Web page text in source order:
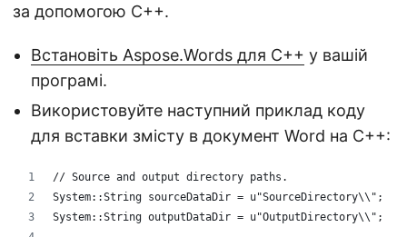
за допомогою C++.
Встановіть Aspose.Words для C++ у вашій
програмі.
Використовуйте наступний приклад коду
для вставки змісту в документ Word на C++:
// Source and output directory paths.
System::String sourceDataDir = u"SourceDirectory\\";
System::String outputDataDir = u"OutputDirectory\\";